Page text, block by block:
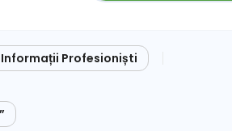
Informații Profesioniști